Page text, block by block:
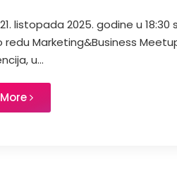
listopada 2025. godine u
Marketing&Business
u...